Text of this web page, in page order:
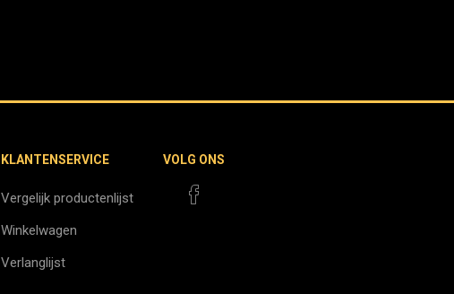
KLANTENSERVICE
Vergelijk productenlijst
Winkelwagen
Verlanglijst
VOLG ONS